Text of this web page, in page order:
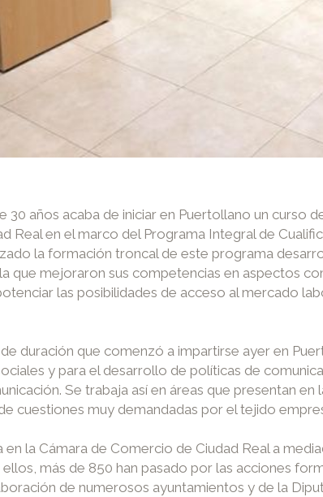
30 años acaba de iniciar en Puertollano un
Real en el marco del Programa Integral de
la formación troncal de este programa
que mejoraron sus competencias en aspectos
las posibilidades de acceso al mercado
duración que comenzó a impartirse ayer en
y para el desarrollo de políticas de
Se trabaja así en áreas que presentan
cuestiones muy demandadas por el tejido
en la Cámara de Comercio de Ciudad Real a
más de 850 han pasado por las acciones
de numerosos ayuntamientos y de la